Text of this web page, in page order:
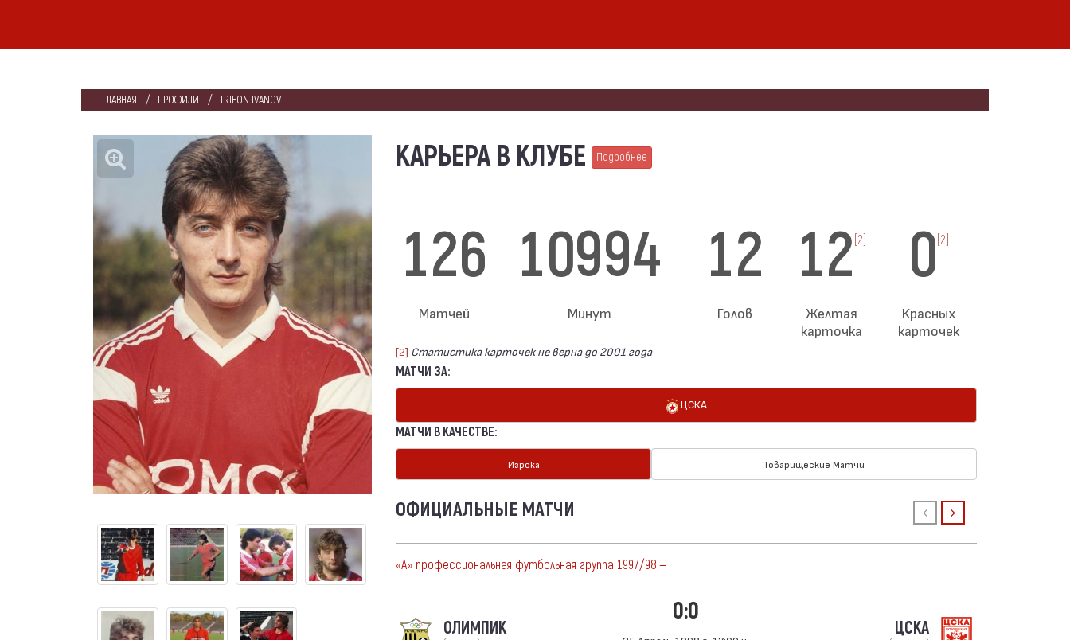
ГЛАВНАЯ ПРОФИЛИ TRIFON IVANOV
КАРЬЕРА В КЛУБЕ Подробнее
126
Матчей
10994
Минут
12
Голов
12 [2]
Желтая
карточка
0 [2]
Красных
карточек
[2] Статистика карточек не верна до 2001 года
МАТЧИ ЗА:
ЦСКА
МАТЧИ В КАЧЕСТВЕ:
Игрока Товарищеские Матчи
ОФИЦИАЛЬНЫЕ МАТЧИ
«А» профессиональная футбольная группа 1997/98 —
ОЛИМПИК
0:0
ЦСКА